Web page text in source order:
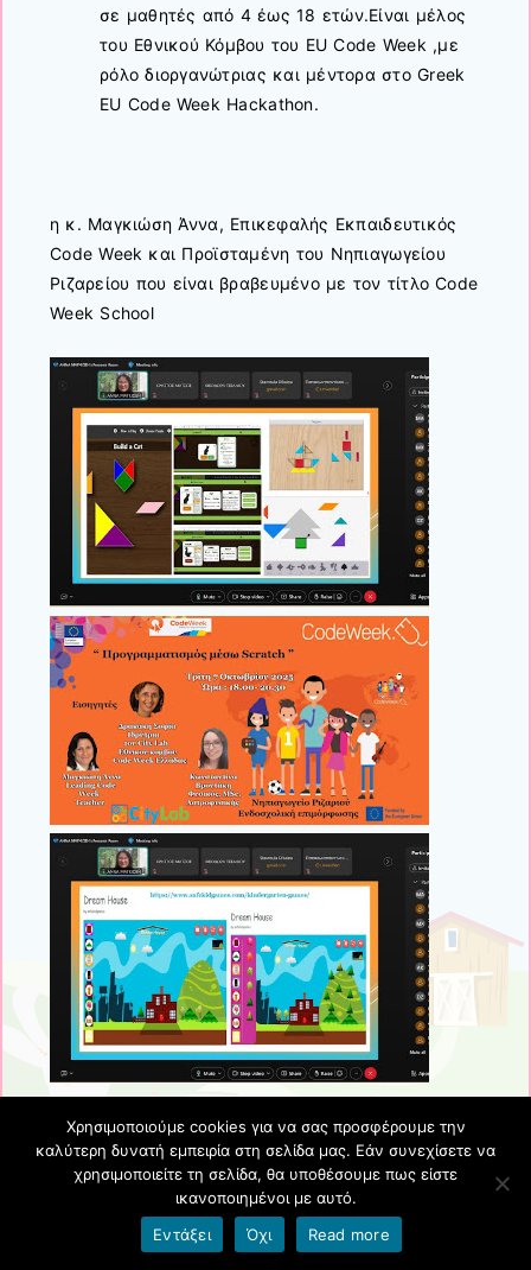
σε μαθητές από 4 έως 18 ετών.Είναι μέλος
του Εθνικού Κόμβου του EU Code Week ,με
ρόλο διοργανώτριας και μέντορα στο Greek
EU Code Week Hackathon.
η κ. Μαγκιώση Άννα, Επικεφαλής Εκπαιδευτικός
Code Week και Προϊσταμένη του Νηπιαγωγείου
Ριζαρείου που είναι βραβευμένο με τον τίτλο Code
Week School
Η Εβδομάδα Προγραμματισμού προσφέρει σε
όλους τους μαθητές τη δυνατότητα να κάνουν τα
πρώτα τους βήματα ως δημιουργοί ψηφιακού
Χρησιμοποιούμε cookies για να σας προσφέρουμε την
καλύτερη δυνατή εμπειρία στη σελίδα μας. Εάν συνεχίσετε να
χρησιμοποιείτε τη σελίδα, θα υποθέσουμε πως είστε
ικανοποιημένοι με αυτό.
Εντάξει
Όχι Read more